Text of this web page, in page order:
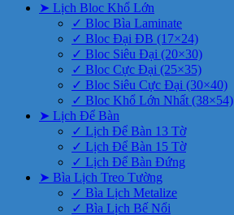
➤ Lịch Bloc Khổ Lớn
✓ Bloc Bìa Laminate
✓ Bloc Đại ĐB (17×24)
✓ Bloc Siêu Đại (20×30)
✓ Bloc Cực Đại (25×35)
✓ Bloc Siêu Cực Đại (30×40)
✓ Bloc Khổ Lớn Nhất (38×54)
➤ Lịch Để Bàn
✓ Lịch Để Bàn 13 Tờ
✓ Lịch Để Bàn 15 Tờ
✓ Lịch Để Bàn Đứng
➤ Bìa Lịch Treo Tường
✓ Bìa Lịch Metalize
✓ Bìa Lịch Bế Nổi